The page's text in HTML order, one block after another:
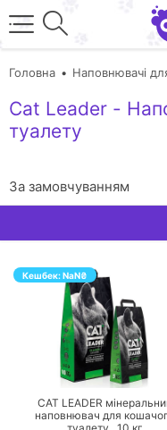
Головна Наповнювачі
Cat Leader -
туалету
За замовчуванням
Кешбек:NaN₴
ПЕРЕЙТИ
CAT LEADER
наповнювач для